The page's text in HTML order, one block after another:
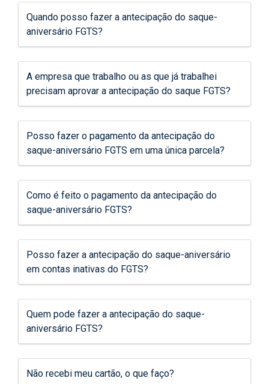
Quando posso fazer a antecipação do saque-
aniversário FGTS?
A empresa que trabalho ou as que já trabalhei
precisam aprovar a antecipação do saque FGTS?
Posso fazer o pagamento da antecipação do
saque-aniversário FGTS em uma única parcela?
Como é feito o pagamento da antecipação do
saque-aniversário FGTS?
Posso fazer a antecipação do saque-aniversário
em contas inativas do FGTS?
Quem pode fazer a antecipação do saque-
aniversário FGTS?
Não recebi meu cartão, o que faço?